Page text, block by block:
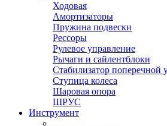
Ходовая
Амортизаторы
Пружина подвески
Рессоры
Рулевое управление
Рычаги и сайлентблоки
Стабилизатор поперечной
Ступица колеса
Шаровая опора
ШРУС
Инструмент